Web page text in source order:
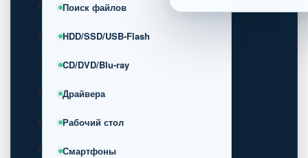
Поиск файлов
HDD/SSD/USB-Flash
CD/DVD/Blu-ray
Драйвера
Рабочий стол
Смартфоны